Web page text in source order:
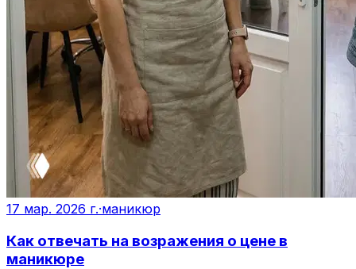
17 мар. 2026 г.·маникюр
Как отвечать на возражения о цене в
маникюре